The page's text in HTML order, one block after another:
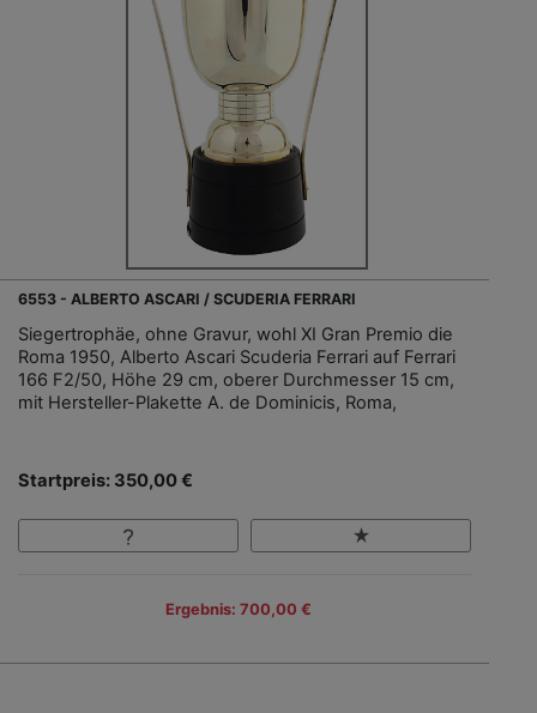
6553 - ALBERTO ASCARI / SCUDERIA FERRARI
Siegertrophäe, ohne Gravur, wohl XI Gran Premio die
Roma 1950, Alberto Ascari Scuderia Ferrari auf Ferrari
166 F2/50, Höhe 29 cm, oberer Durchmesser 15 cm,
mit Hersteller-Plakette A. de Dominicis, Roma,
Startpreis: 350,00 €
Ergebnis: 700,00 €